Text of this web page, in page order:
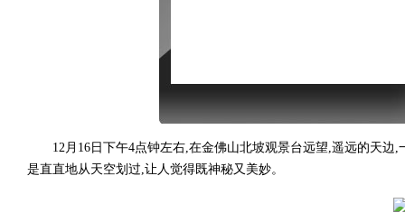
12月16日下午4点钟左右,在金佛山北坡观景台远望,遥远的天边,
是直直地从天空划过,让人觉得既神秘又美妙。